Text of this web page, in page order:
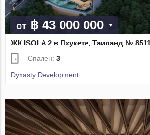
от ฿ 43 000 000
ЖК ISOLA 2 в Пхукете, Таиланд №
Спален:3
Dynasty Development